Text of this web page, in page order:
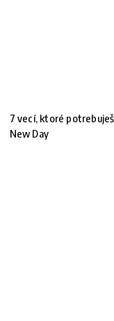
7 vecí, ktoré
New Day